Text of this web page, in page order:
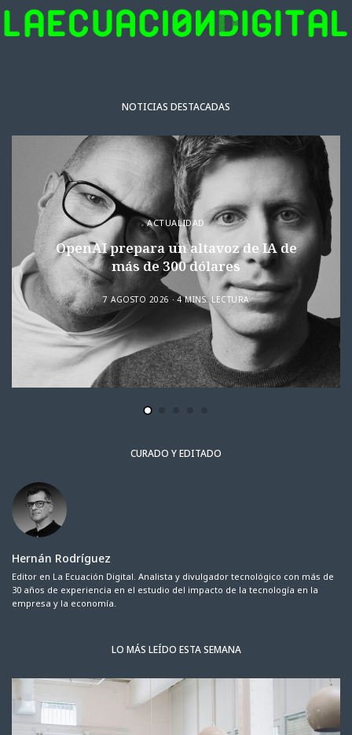
NOTICIAS DESTACADAS
ACTUALIDAD
OpenAI prepara un altavoz de IA de
más de 300 dólares
7 AGOSTO 2026 4 MINS. LECTURA
CURADO Y EDITADO
Hernán Rodríguez
Editor en La Ecuación Digital. Analista y divulgador tecnológico con más de
30 años de experiencia en el estudio del impacto de la tecnología en la
empresa y la economía.
LO MÁS LEÍDO ESTA SEMANA